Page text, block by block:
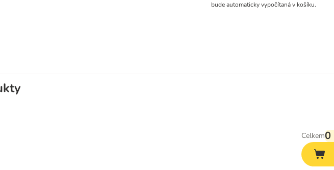
bude automaticky vypočítaná v košíku.
Celkem0